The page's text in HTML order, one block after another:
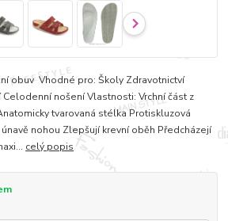
obuv Vhodné pro: Školy Zdravotnictví
nošení Vlastnosti: Vrchní část z
tvarovaná stélka Protiskluzová
nohou Zlepšují krevní oběh Předcházejí
celý popis